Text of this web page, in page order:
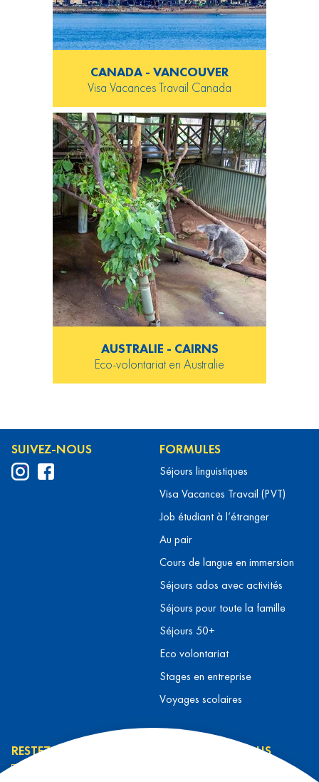
CANADA - VANCOUVER
Visa Vacances Travail Canada
AUSTRALIE - CAIRNS
Eco-volontariat en Australie
SUIVEZ-NOUS FORMULES
Séjours linguistiques
Visa Vacances Travail (PVT)
Job étudiant à l’étranger
Au pair
Cours de langue en immersion
Séjours ados avec activités
Séjours pour toute la famille
Séjours 50+
Eco volontariat
Stages en entreprise
Voyages scolaires
RESTEZ INFORMÉ CONTACTEZ-NOUS